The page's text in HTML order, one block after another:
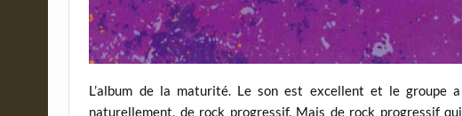
L’album de la maturité. Le son est excellent et le groupe
naturellement, de rock progressif. Mais de rock progressif